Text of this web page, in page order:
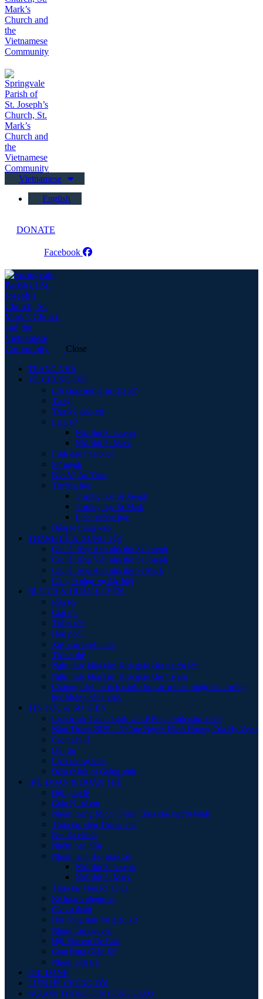
Vietnamese
English
DONATE
Facebook
Close
TRANG NHÀ
VỀ CHÚNG TÔI
Lời chào mừng từ cha xứ
Tu sỹ
Thư ký giáo xứ
Lịch sử
Nhà thờ St Joseph
Nhà thờ St Mark
Linh đạo Phanxicô
Sứ mệnh
Bảo Vệ An Toàn
Trường học
Trường học St Joseph
Trường học St Mark
Lịch trường học
Điều lệ trang web
THÁNH LỄ & XƯNG TỘI
Các lễ tiếng Anh nhà thờ St Joseph
Các lễ tiếng Việt nhà thờ St Joseph
Các lễ tiếng Anh nhà thờ St Mark
Các giờ phục vụ đặc biệt
BÍ TÍCH & HUẤN LUYỆN
Rửa tội
Giải tội
Thêm sức
Hôn phối
Xức dầu bệnh nhân
Thánh thể
Nghi thức khai tâm Kitô giáo cho người lớn
Nghi thức khai tâm Kitô giáo cho trẻ em
Chương trình bí tích dành cho các trẻ em thuộc các trường
học không công giáo
TIN TỨC & SỰ KIÊN
Lịch trình Tuần Thánh và Lễ Phục Sinh năm 2026
Năm Thánh 2025 – Những Người Hành Hương Của Hy Vọng
Các ngày lễ
Bản tin
Lịch các sự kiện
Đêm thánh ca Giáng sinh
HỘI ĐOÀN & ĐOÀN THỂ
Đội giúp lễ
Giáo lý trẻ em
Nhóm mang Mình Thánh Chúa cho người bệnh
Thừa tác viên Thánh Thể
Ban tài chánh
Nhóm bạn hữu
Nhóm lãnh đạo giáo xứ
Nhà thờ St Joseph
Nhà thờ St Mark
Thừa tác viên lời Chúa
Kế hoạch phụng vụ
Các ca đoàn
Hội đồng mục vụ giáo xứ
Nhóm cầu nguyện
Hội Vincent De Paul
Gian hàng Giáo Xứ
Nhóm giới trẻ
GHI DANH
LIỆN HỆ CHÚNG TÔI
NGUỒN THÔNG TIN CÔNG GIÁO